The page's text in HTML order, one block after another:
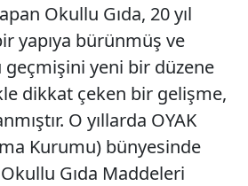
Okullu Gıda, 20 yıl
yapıya bürünmüş ve
yeni bir düzene
dikkat çeken bir gelişme,
O yıllarda OYAK
Kurumu) bünyesinde
Gıda Maddeleri